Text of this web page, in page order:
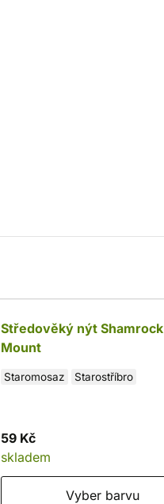
Středověký nýt Shamrock
Mount
Staromosaz Starostříbro
59 Kč
skladem
Vyber barvu